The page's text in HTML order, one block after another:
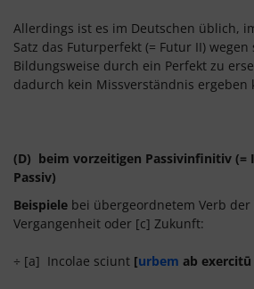
Allerdings ist es im Deutschen üblich,
Satz das Futurperfekt (= Futur II)
Bildungsweise durch ein Perfekt zu
dadurch kein Missverständnis ergeben
(D) beim vorzeitigen Passivinfinitiv
Passiv)
Beispiele bei übergeordnetem Verb
Vergangenheit oder [c] Zukunft:
÷ [a] Incolae sciunt [urbem ab exercitū